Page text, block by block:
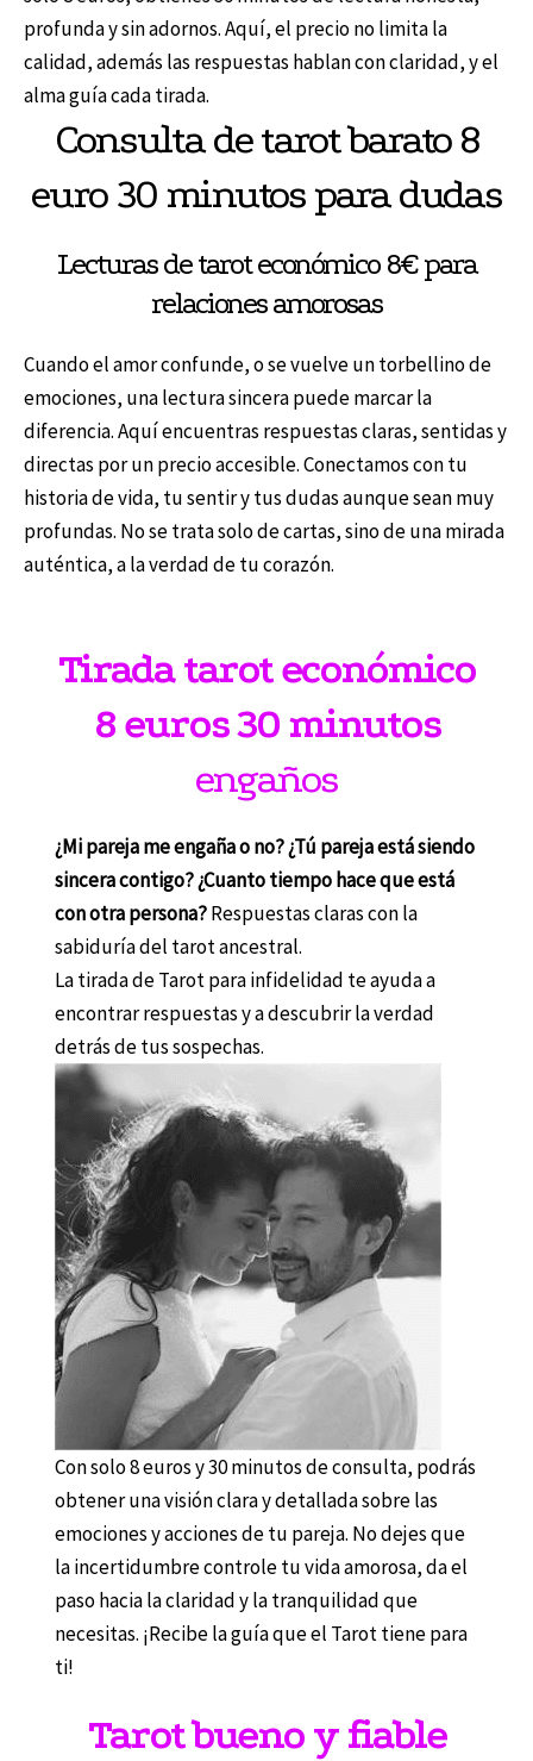
profunda y sin adornos. Aquí, el precio no limita la
calidad, además las respuestas hablan con claridad, y el
alma guía cada tirada.
Consulta de tarot barato 8
euro 30 minutos para dudas
Lecturas de tarot económico 8€ para
relaciones amorosas
Cuando el amor confunde, o se vuelve un torbellino de
emociones, una lectura sincera puede marcar la
diferencia. Aquí encuentras respuestas claras, sentidas y
directas por un precio accesible. Conectamos con tu
historia de vida, tu sentir y tus dudas aunque sean muy
profundas. No se trata solo de cartas, sino de una mirada
auténtica, a la verdad de tu corazón.
Tirada tarot económico
8 euros 30 minutos
engaños
¿Mi pareja me engaña o no? ¿Tú pareja está siendo
sincera contigo? ¿Cuanto tiempo hace que está
con otra persona?Respuestas claras con la
sabiduría del tarot ancestral.
La tirada de Tarot para infidelidad te ayuda a
encontrar respuestas y a descubrir la verdad
detrás de tus sospechas.
Con solo 8 euros y 30 minutos de consulta, podrás
obtener una visión clara y detallada sobre las
emociones y acciones de tu pareja. No dejes que
la incertidumbre controle tu vida amorosa, da el
paso hacia la claridad y la tranquilidad que
necesitas. ¡Recibe la guía que el Tarot tiene para
ti!
Tarot bueno y fiable